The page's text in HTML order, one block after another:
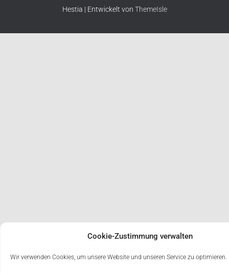
Cookie-Zustimmung verwalten
Wir verwenden Cookies, um unsere Website und unseren Service zu optimieren.
Hestia | Entwickelt von ThemeIsle